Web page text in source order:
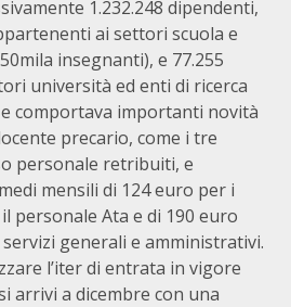
1.232.248 dipendenti,
ai settori scuola e
insegnanti), e 77.255
università ed enti di ricerca
comportava importanti novità
precario, come i tre
personale retribuiti, e
mensili di 124 euro per i
personale Ata e di 190 euro
generali e amministrativi.
l’iter di entrata in vigore
arrivi a dicembre con una